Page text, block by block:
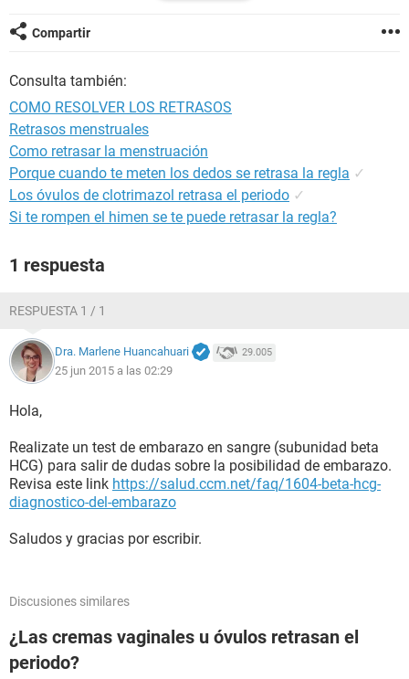
PASA Y ME PREOCUPA MAS XQ YA NO ANDO CON MI
NOVIO NO SE QUE HACER AYUDENME PORFAVOR
Compartir
Consulta también:
COMO RESOLVER LOS RETRASOS
Retrasos menstruales
Como retrasar la menstruación
Porque cuando te meten los dedos se retrasa la regla ✓
Los óvulos de clotrimazol retrasa el periodo ✓
Si te rompen el himen se te puede retrasar la regla?
1 respuesta
RESPUESTA 1 / 1
Dra. Marlene Huancahuari 29.005
25 jun 2015 a las 02:29
Hola,
Realizate un test de embarazo en sangre (subunidad beta
HCG) para salir de dudas sobre la posibilidad de embarazo.
Revisa este link https://salud.ccm.net/faq/1604-beta-hcg-
diagnostico-del-embarazo
Saludos y gracias por escribir.
Discusiones similares
¿Las cremas vaginales u óvulos retrasan el
periodo?